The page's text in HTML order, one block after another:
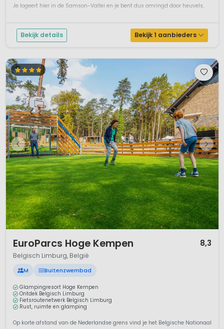
Je logeert hier in de Samson-Vallei en je bent dus omringd door heuvels,
Bekijk details Bekijk 1 aanbieders
EuroParcs Hoge Kempen 8,3
Belgisch Limburg, België
M Buitenzwembad
Glampingresort Hoge Kempen
Ontdek Belgisch Limburg
Fietsroutenetwerk Belgisch Limburg
Rust, ruimte en glamping
Op korte afstand van de Nederlandse grens vind je het Belgische Nationaal